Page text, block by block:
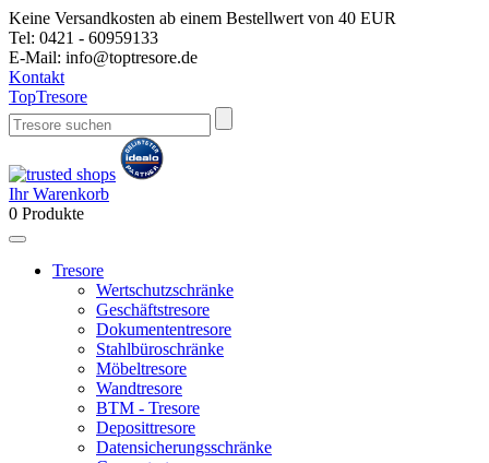
Keine Versandkosten ab einem Bestellwert von 40 EUR
Tel: 0421 - 60959133
E-Mail: info@toptresore.de
Kontakt
TopTresore
Ihr Warenkorb
0 Produkte
Tresore
Wertschutzschränke
Geschäftstresore
Dokumententresore
Stahlbüroschränke
Möbeltresore
Wandtresore
BTM - Tresore
Deposittresore
Datensicherungsschränke